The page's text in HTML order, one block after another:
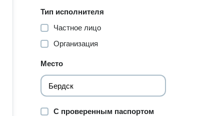
Тип исполнителя
Частное лицо
Организация
Место
С проверенным паспортом